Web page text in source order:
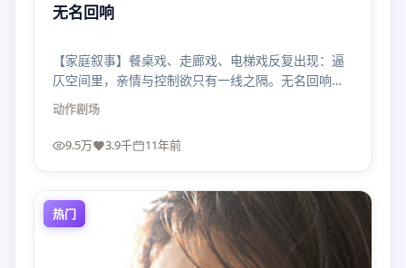
无名回响
【家庭叙事】餐桌戏、走廊戏、电梯戏反复出现：逼
仄空间里，亲情与控制欲只有一线之隔。无名回响的
压迫感来自“太近”。
动作剧场
9.5万 3.9千 11年前
热门